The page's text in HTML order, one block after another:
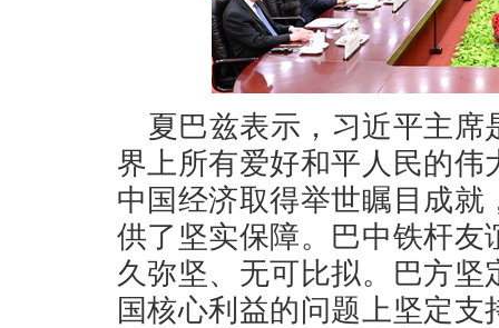
夏巴兹表示，习近平主
界上所有爱好和平人民的
中国经济取得举世瞩目成
供了坚实保障。巴中铁杆
久弥坚、无可比拟。巴方
国核心利益的问题上坚定